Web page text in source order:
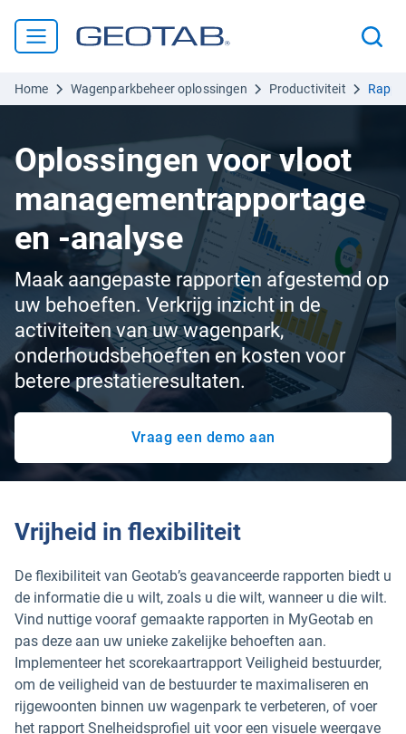
Home Wagenparkbeheer oplossingen Productiviteit
Oplossingen voor vloot
managementrapportage
en -analyse
Maak aangepaste rapporten afgestemd op
uw behoeften. Verkrijg inzicht in de
activiteiten van uw wagenpark,
onderhoudsbehoeften en kosten voor
betere prestatieresultaten.
Vraag een demo aan
Vrijheid in flexibiliteit
De flexibiliteit van Geotab’s geavanceerde rapporten biedt u
de informatie die u wilt, zoals u die wilt, wanneer u die wilt.
Vind nuttige vooraf gemaakte rapporten in MyGeotab en
pas deze aan uw unieke zakelijke behoeften aan.
Implementeer het scorekaartrapport Veiligheid bestuurder,
om de veiligheid van de bestuurder te maximaliseren en
rijgewoonten binnen uw wagenpark te verbeteren, of voer
het rapport Snelheidsprofiel uit voor een visuele weergave